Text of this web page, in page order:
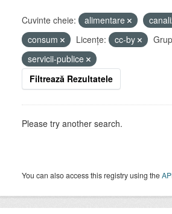
Cuvinte cheie: alimentare
consum
Licenţe: cc-by
servicii-publice
Filtrează Rezultatele
Please try another search.
You can also access this registry using the